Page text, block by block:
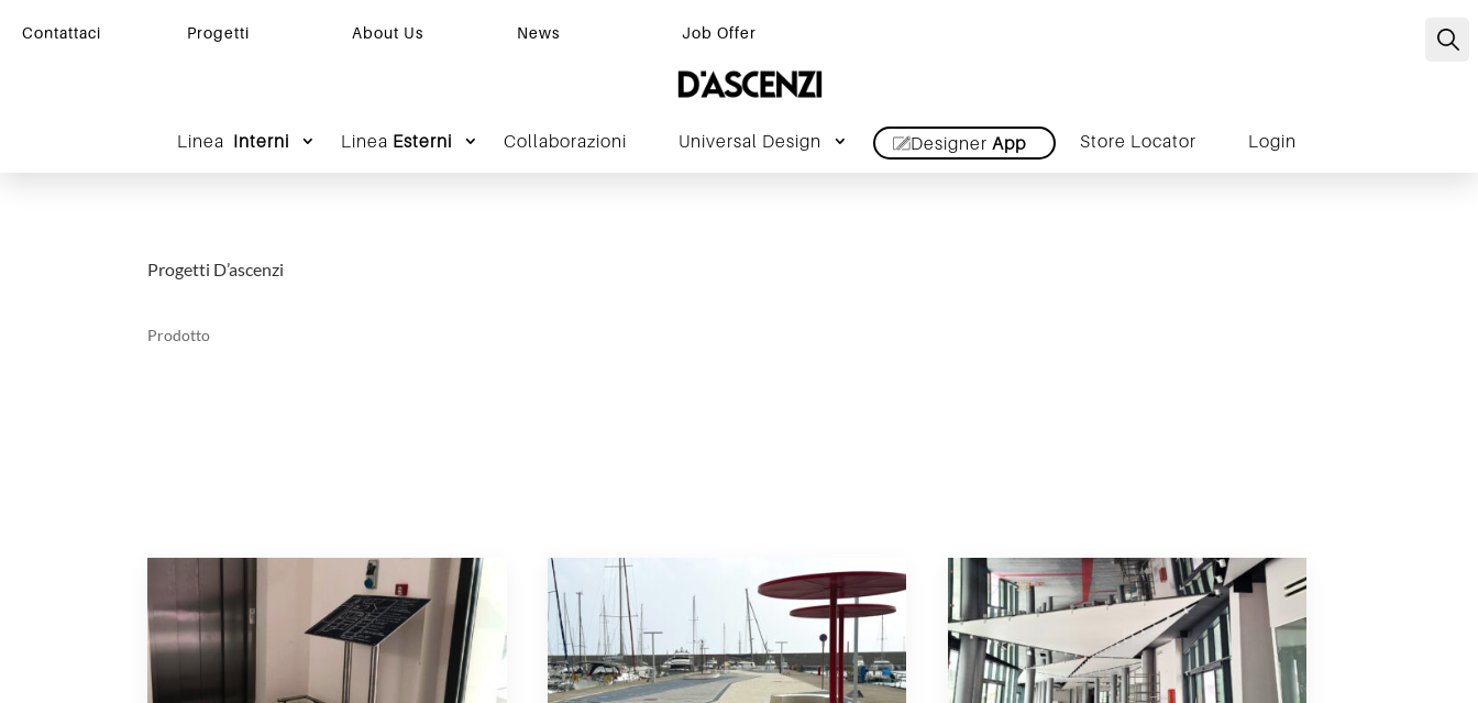
Contattaci Progetti About Us News Job Offer
Linea Interni Linea Esterni Collaborazioni Universal Design Designer App Store Locator Login
Progetti D’ascenzi
Prodotto